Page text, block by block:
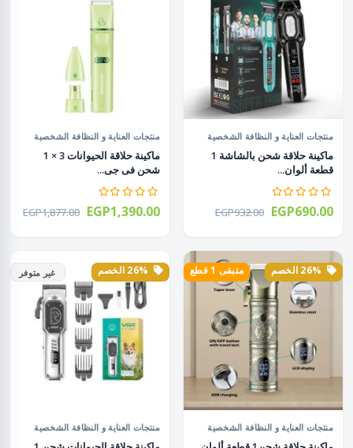
منتجات العناية و النظافة الشخصية
ماكينة حلاقة شحن بالشاشة 1
قطعة ألوان...
EGP932.00 EGP690.00
منتجات العناية و النظافة الشخصية
ماكينة حلاقة الحيوانات 3 × 1
شحن فى جى...
EGP1,877.00 EGP1,390.00
متبقى 1 قطع
منتجات العناية و النظافة الشخصية
غير متوفر
منتجات العناية و النظافة الشخصية